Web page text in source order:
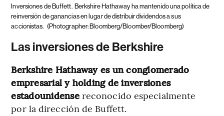
Inversiones de Buffett. Berkshire Hathaway ha mantenido una política de
reinversión de ganancias en lugar de distribuir dividendos a sus
accionistas. (Photographer: Bloomberg/Bloomber/Bloomberg)
Las inversiones de Berkshire
Berkshire Hathaway es un conglomerado
empresarial y holding de inversiones
estadounidensereconocido especialmente
por la dirección de Buffett.